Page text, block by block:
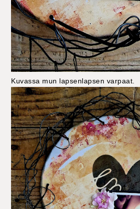
Kuvassa mun lapsenlapsen varpaat.